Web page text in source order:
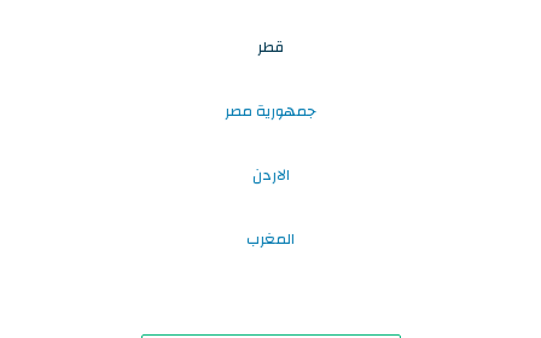
قطر
جمهورية مصر
الاردن
المغرب